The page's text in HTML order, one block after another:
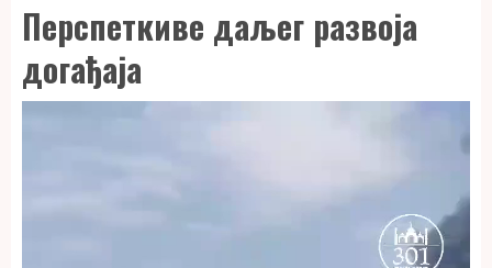
Перспеткиве даљег развоја
догађаја